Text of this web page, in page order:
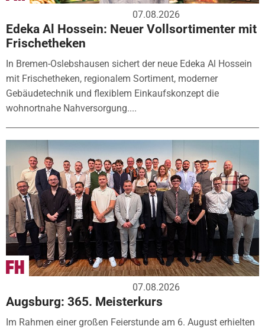
07.08.2026
Edeka Al Hossein: Neuer Vollsortimenter mit
Frischetheken
In Bremen-Oslebshausen sichert der neue Edeka Al Hossein
mit Frischetheken, regionalem Sortiment, moderner
Gebäudetechnik und flexiblem Einkaufskonzept die
wohnortnahe Nahversorgung....
07.08.2026
Augsburg: 365. Meisterkurs
Im Rahmen einer großen Feierstunde am 6. August erhielten